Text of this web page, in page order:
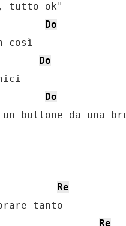
tutto ok"
Do
così
Do
Do
bullone da una
Re
tanto
Re